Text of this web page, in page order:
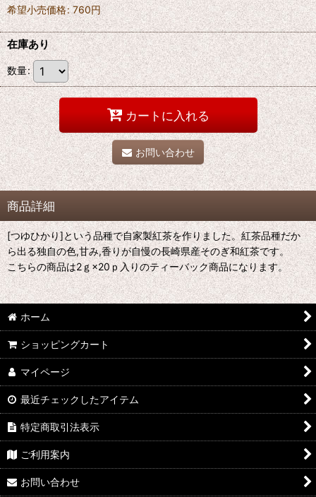
希望小売価格: 760円
在庫あり
数量:
カートに入れる
お問い合わせ
商品詳細
[つゆひかり]という品種で自家製紅茶を作りました。紅茶品種だか
ら出る独自の色,甘み,香りが自慢の長崎県産そのぎ和紅茶です。
こちらの商品は2ｇ×20ｐ入りのティーバック商品になります。
ホーム
ショッピングカート
マイページ
最近チェックしたアイテム
特定商取引法表示
ご利用案内
お問い合わせ